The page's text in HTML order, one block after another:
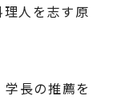
人を志す原
長の推薦を